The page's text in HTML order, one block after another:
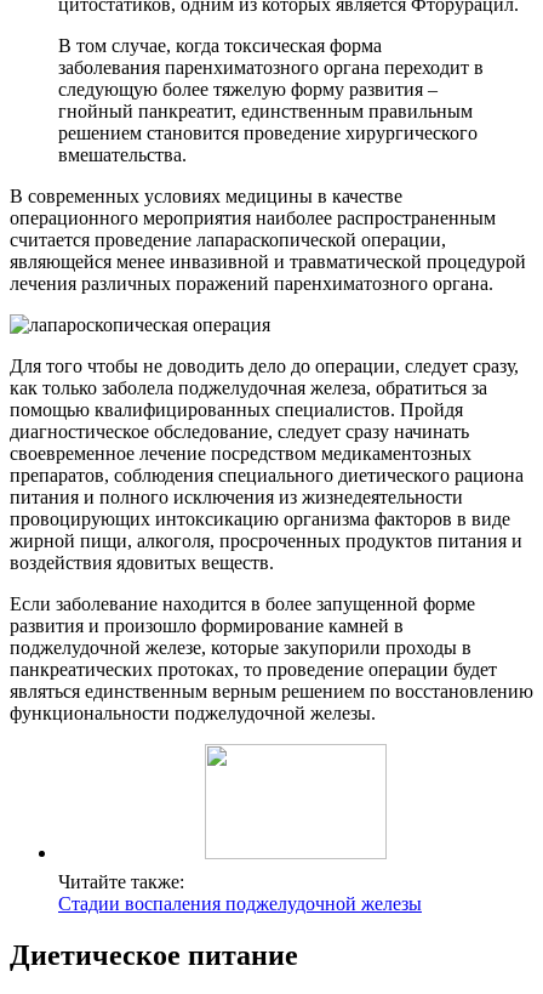
цитостатиков, одним из которых является Фторурацил.
В том случае, когда токсическая форма
заболевания паренхиматозного органа переходит в
следующую более тяжелую форму развития –
гнойный панкреатит, единственным правильным
решением становится проведение хирургического
вмешательства.
В современных условиях медицины в качестве
операционного мероприятия наиболее распространенным
считается проведение лапараскопической операции,
являющейся менее инвазивной и травматической процедурой
лечения различных поражений паренхиматозного органа.
Для того чтобы не доводить дело до операции, следует сразу,
как только заболела поджелудочная железа, обратиться за
помощью квалифицированных специалистов. Пройдя
диагностическое обследование, следует сразу начинать
своевременное лечение посредством медикаментозных
препаратов, соблюдения специального диетического рациона
питания и полного исключения из жизнедеятельности
провоцирующих интоксикацию организма факторов в виде
жирной пищи, алкоголя, просроченных продуктов питания и
воздействия ядовитых веществ.
Если заболевание находится в более запущенной форме
развития и произошло формирование камней в
поджелудочной железе, которые закупорили проходы в
панкреатических протоках, то проведение операции будет
являться единственным верным решением по восстановлению
функциональности поджелудочной железы.
Читайте также:
Стадии воспаления поджелудочной железы
Диетическое питание